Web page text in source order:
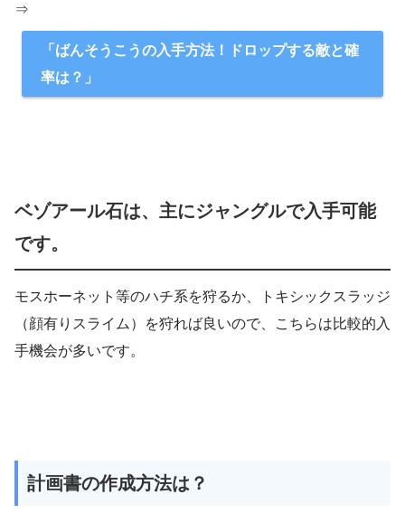
⇒
「ばんそうこうの入手方法！ドロップする敵と確
率は？」
ベゾアール石は、主にジャングルで入手可能
です。
モスホーネット等のハチ系を狩るか、トキシックスラッジ
（顔有りスライム）を狩れば良いので、こちらは比較的入
手機会が多いです。
計画書の作成方法は？